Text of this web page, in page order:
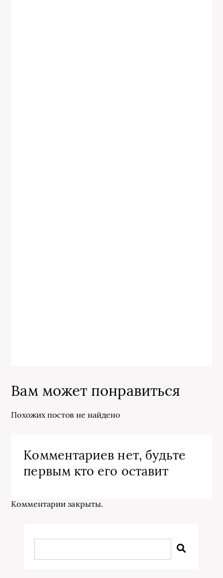
Вам может понравиться
Похожих постов не найдено
Комментариев нет, будьте
первым кто его оставит
Комментарии закрыты.